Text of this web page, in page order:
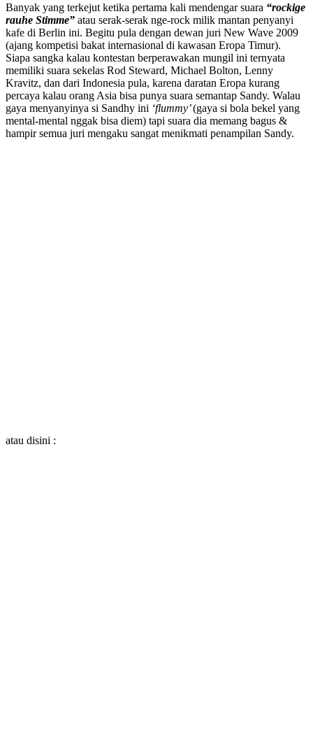
Banyak yang terkejut ketika pertama kali mendengar suara “rockige
rauhe Stimme” atau serak-serak nge-rock milik mantan penyanyi
kafe di Berlin ini. Begitu pula dengan dewan juri New Wave 2009
(ajang kompetisi bakat internasional di kawasan Eropa Timur).
Siapa sangka kalau kontestan berperawakan mungil ini ternyata
memiliki suara sekelas Rod Steward, Michael Bolton, Lenny
Kravitz, dan dari Indonesia pula, karena daratan Eropa kurang
percaya kalau orang Asia bisa punya suara semantap Sandy. Walau
gaya menyanyinya si Sandhy ini ‘flummy’(gaya si bola bekel yang
mental-mental nggak bisa diem) tapi suara dia memang bagus &
hampir semua juri mengaku sangat menikmati penampilan Sandy.
atau disini :